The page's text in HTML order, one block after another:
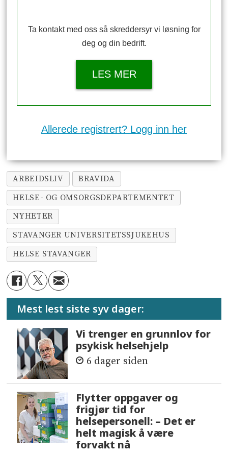
Ta kontakt med oss så skreddersyr vi løsning for
deg og din bedrift.
LES MER
Allerede registrert? Logg inn her
ARBEIDSLIV
BRAVIDA
HELSE- OG OMSORGSDEPARTEMENTET
NYHETER
STAVANGER UNIVERSITETSSJUKEHUS
HELSE STAVANGER
Mest lest siste syv dager:
Vi trenger en grunnlov for
psykisk helsehjelp
6 dager siden
Flytter oppgaver og
frigjør tid for
helsepersonell: – Det er
helt magisk å være
forvakt nå